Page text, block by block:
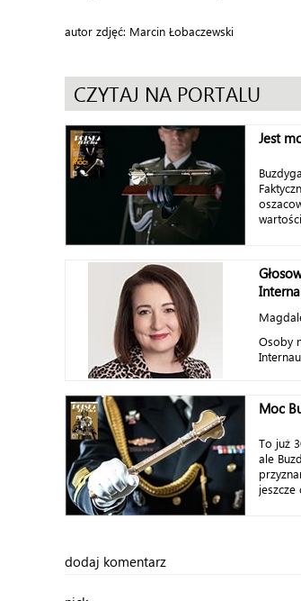
autor zdjęć: Marcin Łobaczewski
CZYTAJ NA PORTALU
Jest
Osoby
Moc
To już
ale
jeszcze
dodaj komentarz